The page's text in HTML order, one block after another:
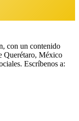
con un contenido
Querétaro, México
Escríbenos a: